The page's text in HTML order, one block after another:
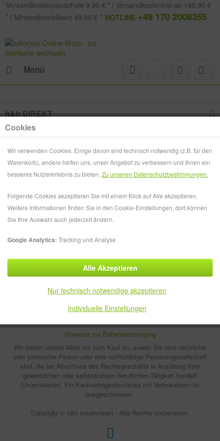
Versandkostenpauschale 9,90 € * | Versandkostenfrei ab 149,90 €
* | Mindestbestellwert 49,90 € * HOTLINE +49 170 2008355
Menü
h&h DIREKT
h&h SERVICE
h&h INFORMATIONEN
h&h NEWSLETTER
nicht anders beschrieben.
Über uns
ALLES AUS EINER HAND
Hinweise zur Batterieentsorgung
Wir bieten unsere Ware nur zum Kauf an, soweit Sie eine natürliche
oder juristische Person oder eine rechtsfähige Personengesellschaft
sind, die bei Abschluss des Rechtsgeschäfts in Ausübung ihrer
gewerblichen oder selbständigen beruflichen Tätigkeit handelt
(Unternehmer). Ein Kaufvertragsabschluss mit Verbrauchern ist
ausgeschlossen.
Copyright © h&h creativteam - Alle Rechte vorbehalten.
Cookies
Wir verwenden Cookies. Einige davon sind technisch notwendig (z.B. für den
Warenkorb), andere helfen uns, unser Angebot zu verbessern und Ihnen ein
besseres Nutzererlebnis zu bieten. Zu unseren Datenschutzbestimmungen.
Folgende Cookies akzeptieren Sie mit einem Klick auf Alle akzeptieren.
Weitere Informationen finden Sie in den Cookie-Einstellungen, dort können
Sie Ihre Auswahl auch jederzeit ändern.
Google Analytics: Tracking und Analyse
Individuelle Einstellungen
Nur technisch notwendige akzeptieren
Alle Akzeptieren